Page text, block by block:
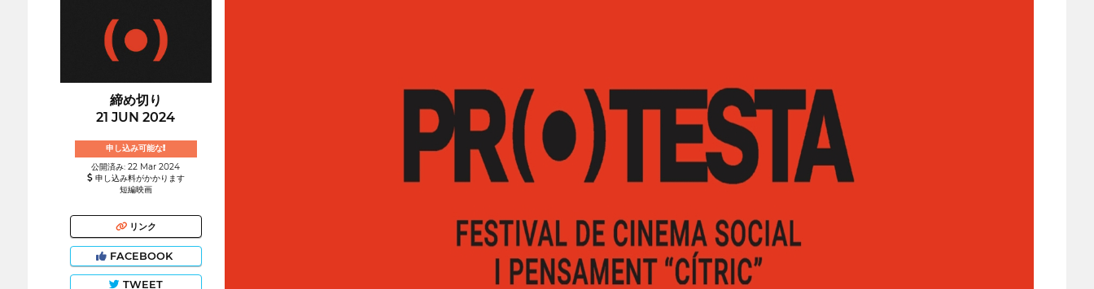
締め切り
21 JUN 2024
申し込み可能な!
公開済み: 22 Mar 2024
申し込み料がかかります
短編映画
リンク
FACEBOOK
TWEET